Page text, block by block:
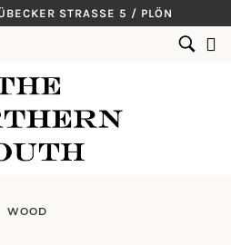
STRASSE 5 / PLÖN
SUCHEN
NACH:
WOOD